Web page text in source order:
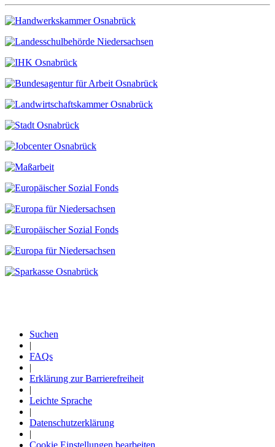
Fußzeile
Suchen
|
FAQs
|
Erklärung zur Barrierefreiheit
|
Leichte Sprache
|
Datenschutzerklärung
|